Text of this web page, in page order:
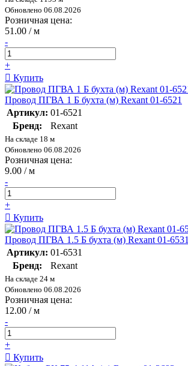
Обновлено 06.08.2026
Розничная цена:
51.00 / м
-
+
Купить
Провод ПГВА 1 Б бухта (м) Rexant 01-6521
Артикул: 01-6521
Бренд:
Rexant
На складе 18 м
Обновлено 06.08.2026
Розничная цена:
9.00 / м
-
+
Купить
Провод ПГВА 1.5 Б бухта (м) Rexant 01-6531
Артикул: 01-6531
Бренд:
Rexant
На складе 24 м
Обновлено 06.08.2026
Розничная цена:
12.00 / м
-
+
Купить